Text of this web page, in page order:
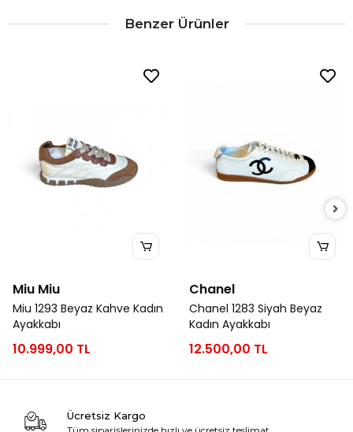
Benzer Ürünler
Miu Miu
Miu 1293 Beyaz Kahve Kadın
Ayakkabı
10.999,00 TL
Chanel
Chanel 1283 Siyah Beyaz
Kadın Ayakkabı
12.500,00 TL
Ücretsiz Kargo